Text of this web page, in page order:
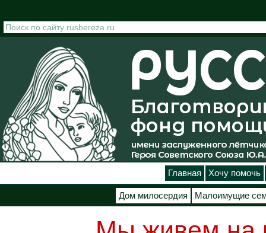
Главная Хочу помочь
Дом милосердия Малоимущие